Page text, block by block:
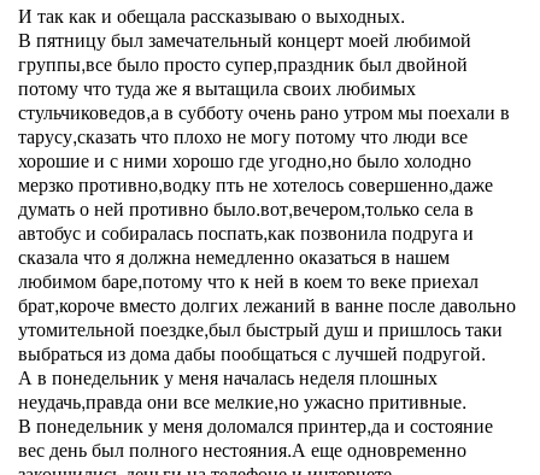
И так как и обещала рассказываю о выходных.
В пятницу был замечательный концерт моей любимой
группы,все было просто супер,праздник был двойной
потому что туда же я вытащила своих любимых
стульчиковедов,а в субботу очень рано утром мы поехали в
тарусу,сказать что плохо не могу потому что люди все
хорошие и с ними хорошо где угодно,но было холодно
мерзко противно,водку пть не хотелось совершенно,даже
думать о ней противно было.вот,вечером,только села в
автобус и собиралась поспать,как позвонила подруга и
сказала что я должна немедленно оказаться в нашем
любимом баре,потому что к ней в коем то веке приехал
брат,короче вместо долгих лежаний в ванне после давольно
утомительной поездке,был быстрый душ и пришлось таки
выбраться из дома дабы пообщаться с лучшей подругой.
А в понедельник у меня началась неделя плошных
неудачь,правда они все мелкие,но ужасно притивные.
В понедельник у меня доломался принтер,да и состояние
вес день был полного нестояния.А еще одновременно